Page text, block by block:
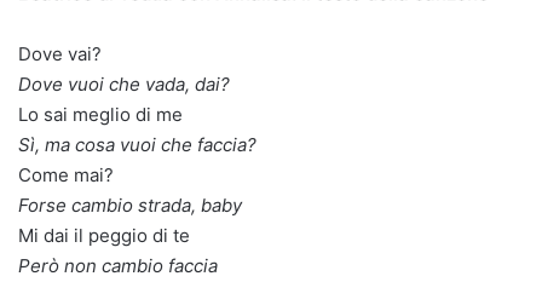
Dove vai?
Dove vuoi che vada, dai?
Lo sai meglio di me
Sì, ma cosa vuoi che faccia?
Come mai?
Forse cambio strada, baby
Mi dai il peggio di te
Però non cambio faccia